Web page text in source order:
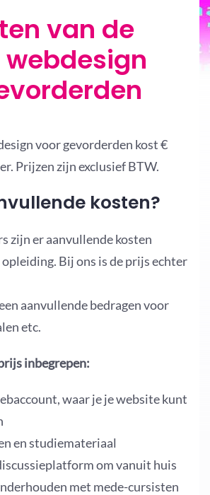
van de
voor gevorderden kost €
Prijzen zijn exclusief BTW.
kosten?
zijn er aanvullende kosten
Bij ons is de prijs echter
aanvullende bedragen voor
etc.
inbegrepen:
waar je je website kunt
en studiemateriaal
om vanuit huis
met mede-cursisten